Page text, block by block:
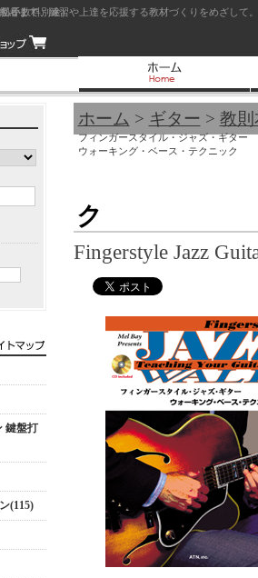
者まで、練習や上達を応援する教材づくりをめざし
鍵盤打
(115)
ホーム > ギター > 教
フィンガースタイル・ジャズ・ギター
ウォーキング・ベース・テクニック
ク
Fingerstyle Jazz
い）
手数料別途）